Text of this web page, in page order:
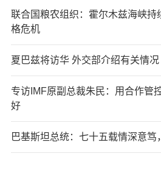
联合国粮农组织：霍尔木兹海峡持
格危机
夏巴兹将访华 外交部介绍有关情况
专访IMF原副总裁朱民：用合作管
好
巴基斯坦总统：七十五载情深意笃